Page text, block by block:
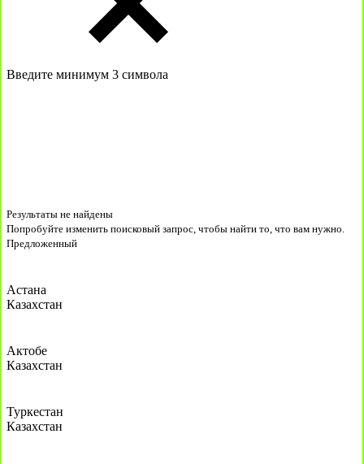
Введите минимум 3 символа
Результаты не найдены
Попробуйте изменить поисковый запрос, чтобы найти то, что вам нужно.
Предложенный
Астана
Казахстан
Актобе
Казахстан
Туркестан
Казахстан